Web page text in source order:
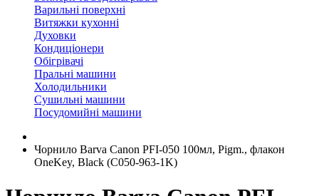
Варильні поверхні
Витяжки кухонні
Духовки
Кондиціонери
Обігрівачі
Пральні машини
Холодильники
Сушильні машини
Посудомийні машини
Чорнило Barva Canon PFI-050 100мл, Pigm., флакон
OneKey, Black (C050-963-1K)